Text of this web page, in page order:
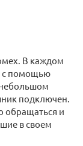
В каждом
с помощью
подключен.
обращаться и
в своем